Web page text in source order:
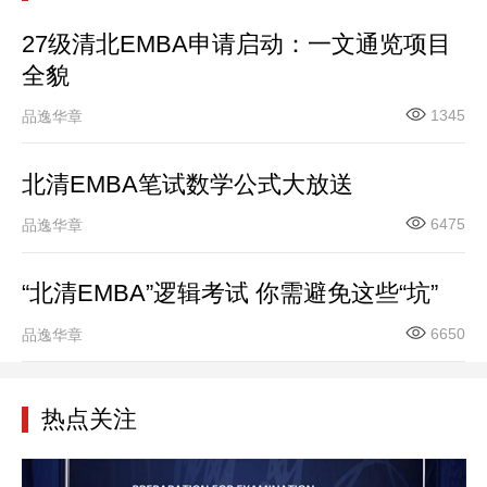
27级清北EMBA申请启动：一文通览项目
全貌
品逸华章 1345
北清EMBA笔试数学公式大放送
品逸华章 6475
“北清EMBA”逻辑考试 你需避免这些“坑”
品逸华章 6650
热点关注